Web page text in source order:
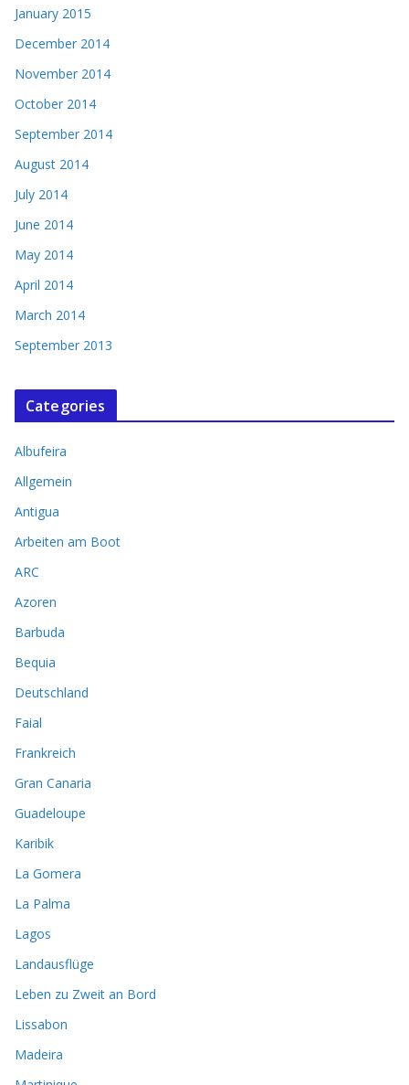
January 2015
December 2014
November 2014
October 2014
September 2014
August 2014
July 2014
June 2014
May 2014
April 2014
March 2014
September 2013
Categories
Albufeira
Allgemein
Antigua
Arbeiten am Boot
ARC
Azoren
Barbuda
Bequia
Deutschland
Faial
Frankreich
Gran Canaria
Guadeloupe
Karibik
La Gomera
La Palma
Lagos
Landausflüge
Leben zu Zweit an Bord
Lissabon
Madeira